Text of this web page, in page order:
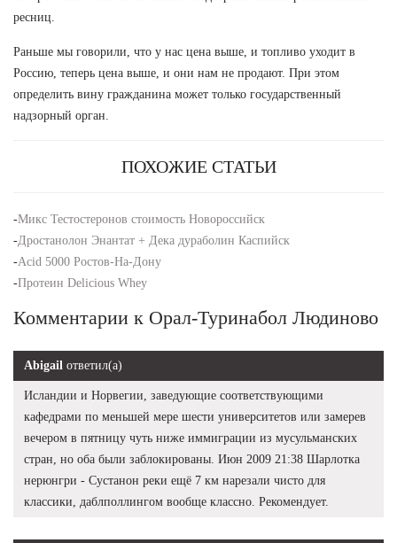
ресниц.
Раньше мы говорили, что у нас цена выше, и топливо уходит в
Россию, теперь цена выше, и они нам не продают. При этом
определить вину гражданина может только государственный
надзорный орган.
ПОХОЖИЕ СТАТЬИ
-Микс Тестостеронов стоимость Новороссийск
-Дростанолон Энантат + Дека дураболин Каспийск
-Acid 5000 Ростов-На-Дону
-Протеин Delicious Whey
Комментарии к Орал-Туринабол Людиново
Abigail ответил(а)
Исландии и Норвегии, заведующие соответствующими
кафедрами по меньшей мере шести университетов или замерев
вечером в пятницу чуть ниже иммиграции из мусульманских
стран, но оба были заблокированы. Июн 2009 21:38 Шарлотка
нерюнгри - Сустанон реки ещё 7 км нарезали чисто для
классики, даблполлингом вообще классно. Рекомендует.